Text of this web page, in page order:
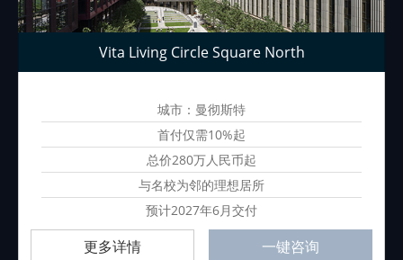
Vita Living Circle Square North
城市：曼彻斯特
首付仅需10%起
总价280万人民币起
与名校为邻的理想居所
预计2027年6月交付
更多详情 一键咨询